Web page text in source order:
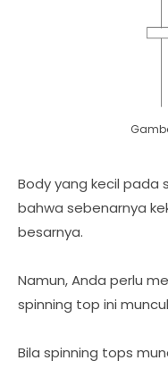
Body yang kecil pada
bahwa sebenarnya
besarnya.
Namun, Anda perlu
spinning top ini
Bila spinning tops